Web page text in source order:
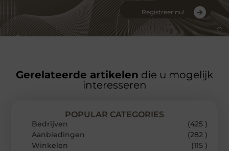
Registreer nu!
Gerelateerde artikelen die u mogelijk
interesseren
POPULAR CATEGORIES
Bedrijven
(425 )
Aanbiedingen
(282 )
Winkelen
(115 )